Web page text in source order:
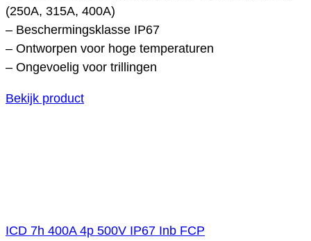
(250A, 315A, 400A)
– Beschermingsklasse IP67
– Ontworpen voor hoge temperaturen
– Ongevoelig voor trillingen
Bekijk product
ICD 7h 400A 4p 500V IP67 Inb FCP